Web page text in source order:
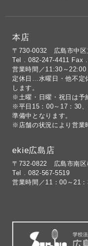
本店
〒730-0032 広島市中区
Tel . 082-247-4411 Fax
営業時間／11:30～
定休日…水曜日・他不定
します。
※土曜・日曜・祝日は予
※平日15：00～17：30
準備中となります。
※店舗の状況により営業
ekie広島店
〒732-0822 広島市南
Tel . 082-567-5519
営業時間／11：00～21